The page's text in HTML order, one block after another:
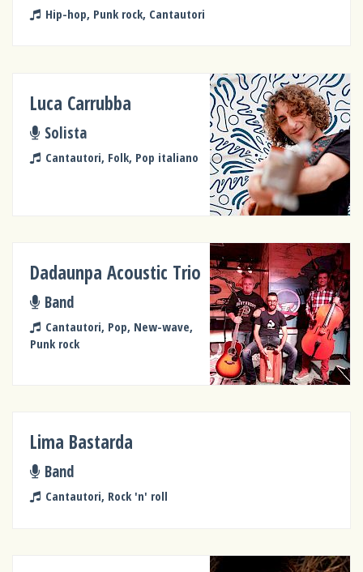
Hip-hop, Punk rock, Cantautori
Luca Carrubba
Solista
Cantautori, Folk, Pop italiano
Dadaunpa Acoustic Trio
Band
Cantautori, Pop, New-wave,
Punk rock
Lima Bastarda
Band
Cantautori, Rock 'n' roll